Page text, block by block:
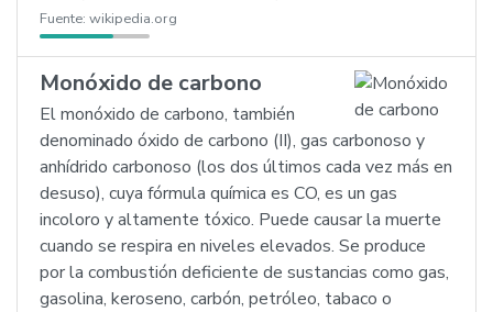
Fuente: wikipedia.org
Monóxido de carbono
El monóxido de carbono, también
denominado óxido de carbono (II), gas carbonoso y
anhídrido carbonoso (los dos últimos cada vez más en
desuso), cuya fórmula química es CO, es un gas
incoloro y altamente tóxico. Puede causar la muerte
cuando se respira en niveles elevados. Se produce
por la combustión deficiente de sustancias como gas,
gasolina, keroseno, carbón, petróleo, tabaco o